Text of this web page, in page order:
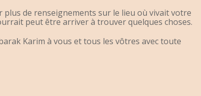
plus de renseignements sur le lieu où vivait votre
peut être arriver à trouver quelques choses.
Karim à vous et tous les vôtres avec toute